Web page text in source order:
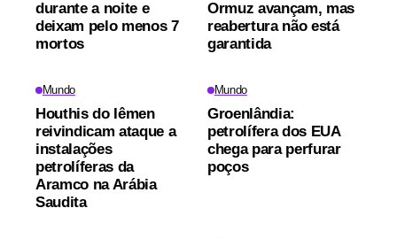
durante a noite e
deixam pelo menos 7
mortos
Ormuz avançam, mas
reabertura não está
garantida
Mundo
Houthis do Iêmen
reivindicam ataque a
instalações
petrolíferas da
Aramco na Arábia
Saudita
Mundo
Groenlândia:
petrolífera dos EUA
chega para perfurar
poços